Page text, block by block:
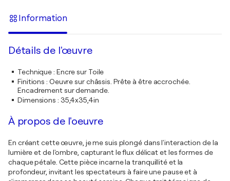
Information
Détails de l'œuvre
Technique: Encre sur Toile
Finitions : Oeuvre sur châssis. Prête à être accrochée.
Encadrement sur demande.
Dimensions : 35,4x35,4in
À propos de l'oeuvre
En créant cette œuvre, je me suis plongé dans l'interaction de la
lumière et de l'ombre, capturant le flux délicat et les formes de
chaque pétale. Cette pièce incarne la tranquillité et la
profondeur, invitant les spectateurs à faire une pause et à